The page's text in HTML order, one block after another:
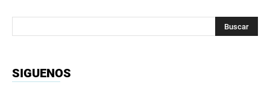
SIGUENOS